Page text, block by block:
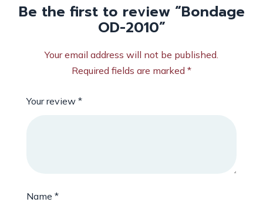
Be the first to review “Bondage
OD-2010”
Your email address will not be published.
Required fields are marked *
Your review *
Name *